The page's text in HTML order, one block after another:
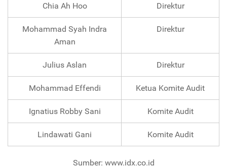
Chia Ah Hoo Direktur
Mohammad Syah Indra
Aman
Direktur
Julius Aslan Direktur
Mohammad Effendi Ketua Komite Audit
Ignatius Robby Sani Komite Audit
Lindawati Gani Komite Audit
Sumber: www.idx.co.id